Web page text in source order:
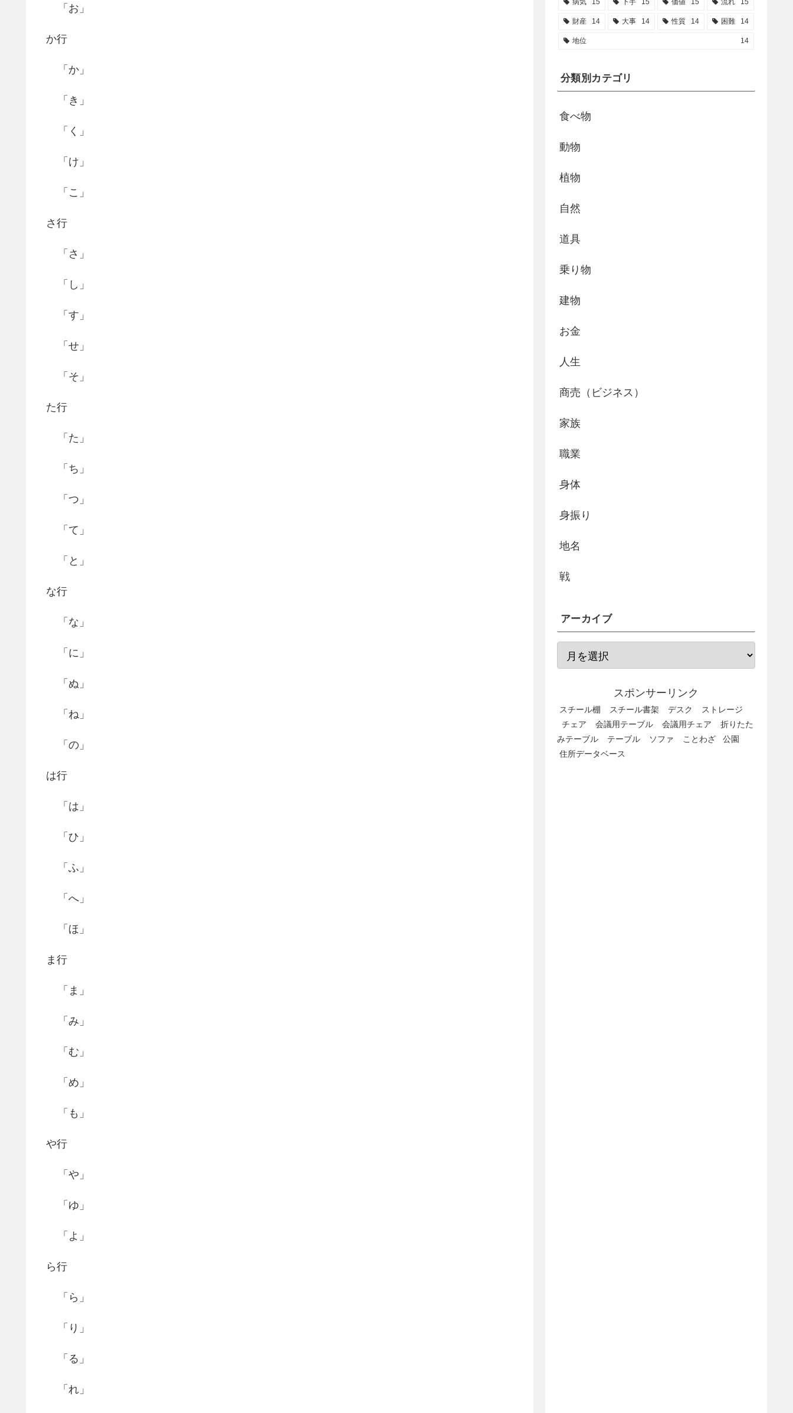
「お」
か行
「か」
「き」
「く」
「け」
「こ」
さ行
「さ」
「し」
「す」
「せ」
「そ」
た行
「た」
「ち」
「つ」
「て」
「と」
な行
「な」
「に」
「ぬ」
「ね」
「の」
は行
「は」
「ひ」
「ふ」
「へ」
「ほ」
ま行
「ま」
「み」
「む」
「め」
「も」
や行
「や」
「ゆ」
「よ」
ら行
「ら」
「り」
「る」
「れ」
病気 15 下手 15 価値 15 流れ 15
財産 14 大事 14 性質 14 困難 14
地位 14
分類別カテゴリ
食べ物
動物
植物
自然
道具
乗り物
建物
お金
人生
商売（ビジネス）
家族
職業
身体
身振り
地名
戦
アーカイブ
スポンサーリンク
スチール棚 スチール書架 デスク
ストレージ
チェア
会議用テーブル 会議用チェア
折りたた
みテーブル
テーブル ソファ ことわざ
公園
住所データベース